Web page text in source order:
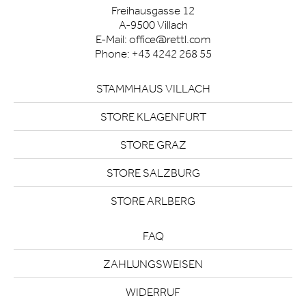
Freihausgasse 12
A-9500 Villach
E-Mail: office@rettl.com
Phone: +43 4242 268 55
STAMMHAUS VILLACH
STORE KLAGENFURT
STORE GRAZ
STORE SALZBURG
STORE ARLBERG
FAQ
ZAHLUNGSWEISEN
WIDERRUF